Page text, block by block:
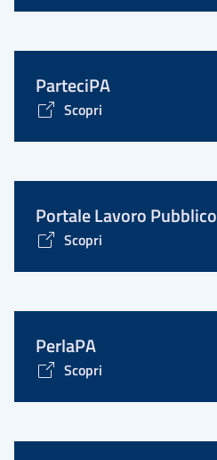
ParteciPA
Scopri
Portale Lavoro Pubblico
Scopri
PerlaPA
Scopri